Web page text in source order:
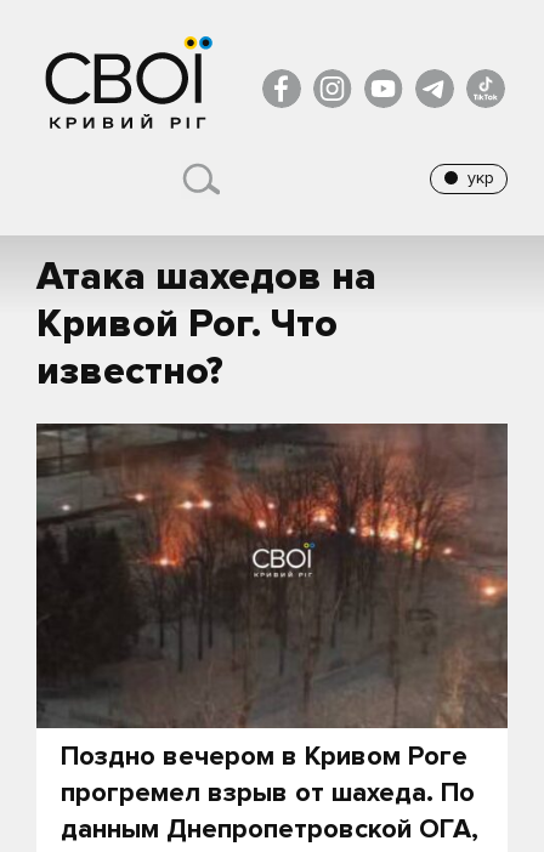
укр
Атака шахедов на
Кривой Рог. Что
известно?
Поздно вечером в Кривом Роге
прогремел взрыв от шахеда. По
данным Днепропетровской ОГА,